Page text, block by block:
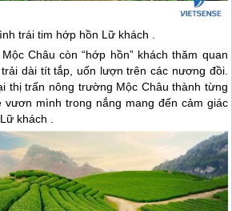
trái tim hớp hồn Lữ khách .
Mộc Châu còn “hớp hồn” khách thăm quan
dài tít tắp, uốn lượn trên các nương đồi.
thị trấn nông trường Mộc Châu thành từng
vươn mình trong nắng mang đến cảm giác
khách .